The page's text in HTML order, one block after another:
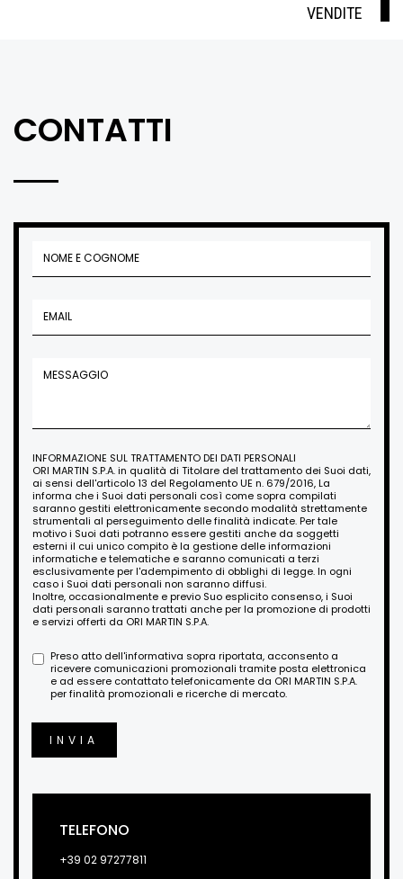
VENDITE
CONTATTI
INFORMAZIONE SUL TRATTAMENTO DEI DATI PERSONALI
ORI MARTIN S.P.A. in qualità di Titolare del trattamento dei Suoi dati,
ai sensi dell'articolo 13 del Regolamento UE n. 679/2016, La
informa che i Suoi dati personali così come sopra compilati
saranno gestiti elettronicamente secondo modalità strettamente
strumentali al perseguimento delle finalità indicate. Per tale
motivo i Suoi dati potranno essere gestiti anche da soggetti
esterni il cui unico compito è la gestione delle informazioni
informatiche e telematiche e saranno comunicati a terzi
esclusivamente per l'adempimento di obblighi di legge. In ogni
caso i Suoi dati personali non saranno diffusi.
Inoltre, occasionalmente e previo Suo esplicito consenso, i Suoi
dati personali saranno trattati anche per la promozione di prodotti
e servizi offerti da ORI MARTIN S.P.A.
Preso atto dell'informativa sopra riportata, acconsento a
ricevere comunicazioni promozionali tramite posta elettronica
e ad essere contattato telefonicamente da ORI MARTIN S.P.A.
per finalità promozionali e ricerche di mercato.
INVIA
TELEFONO
+39 02 97277811